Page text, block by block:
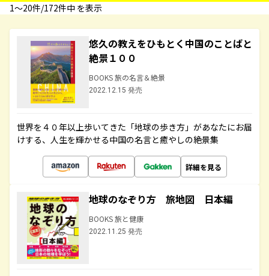
1〜20件/172件中 を表示
悠久の教えをひもとく中国のことばと
絶景１００
BOOKS 旅の名言＆絶景
2022.12.15 発売
世界を４０年以上歩いてきた「地球の歩き方」があなたにお届
けする、人生を輝かせる中国の名言と癒やしの絶景集
詳細を見る
地球のなぞり方 旅地図 日本編
BOOKS 旅と健康
2022.11.25 発売